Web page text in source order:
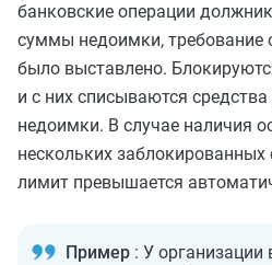
банковские операции
суммы недоимки, требование
было выставлено.
и с них списываются
недоимки. В случае наличия
нескольких
лимит превышается
Пример : У